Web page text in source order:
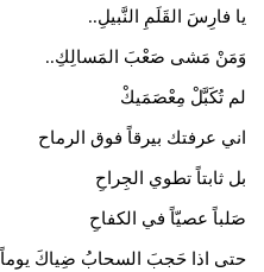
يا فارِسَ القَلَمِ النَّبيلِ..
وَمَنْ مَشى صَعْبَ المَسالِكِ..
لم تُكَبَّلْ مِعْصَمَيكْ
اني عرفتك بيرقاً فوق الرماح
​بل ثابتاً تطوي الجِراحِ
صَلباً عصيّاً في الكفاحِ
حتى اذا حَجبَ السحابُ ضِياكَ يوماً